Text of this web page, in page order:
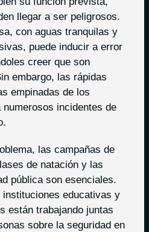
llegar a ser peligrosos.
con aguas tranquilas y
puede inducir a error
creer que son
embargo, las rápidas
empinadas de los
incidentes de
las campañas de
de natación y las
pública son esenciales.
instituciones educativas y
están trabajando juntas
sobre la seguridad en